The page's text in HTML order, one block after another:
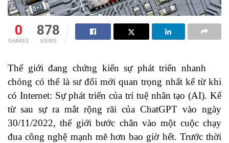
0
SHARES
878
VIEWS
Thế giới đang chứng kiến sự phát triển nhanh
chóng có thể là sư đổi mới quan trọng nhất kể từ khi
có Internet: Sự phát triển của trí tuệ nhân tạo (AI). Kể
từ sau sự ra mắt rộng rãi của ChatGPT vào ngày
30/11/2022, thế giới bước chân vào một cuộc chạy
đua công nghệ mạnh mẽ hơn bao giờ hết. Trước thời